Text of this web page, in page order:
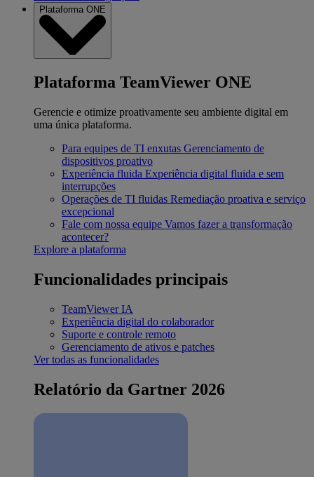
Plataforma ONE
Plataforma TeamViewer ONE
Gerencie e otimize proativamente seu ambiente digital em
uma única plataforma.
Para equipes de TI enxutas Gerenciamento de
dispositivos proativo
Experiência fluida Experiência digital fluida e sem
interrupções
Operações de TI fluidas Remediação proativa e serviço
excepcional
Fale com nossa equipe Vamos fazer a transformação
acontecer?
Explore a plataforma
Funcionalidades principais
TeamViewer IA
Experiência digital do colaborador
Suporte e controle remoto
Gerenciamento de ativos e patches
Ver todas as funcionalidades
Relatório da Gartner 2026